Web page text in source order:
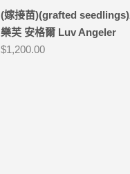
(嫁接苗)(grafted
樂芙 安格爾 Luv Angeler
$1,200.00